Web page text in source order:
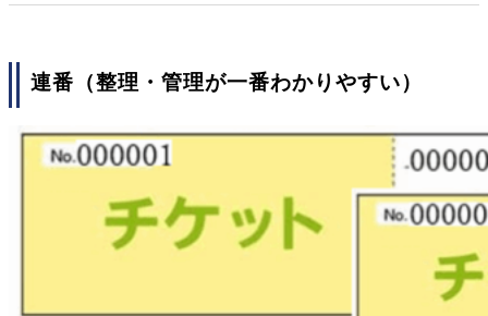
連番（整理・管理が一番わかりやすい）